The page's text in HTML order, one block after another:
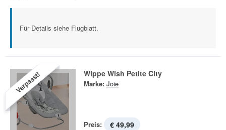
Für Details siehe Flugblatt.
Verpasst! Wippe Wish Petite City
Marke: Joie
Preis: € 49,99